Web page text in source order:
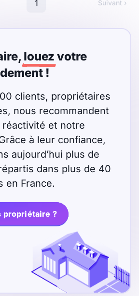
T1 bis
T5
T9
1 Suivant ›
louez votre
!
clients, propriétaires
nous recommandent
et notre
à leur confiance,
aujourd’hui plus de
dans plus de 40
en France.
propriétaire ?